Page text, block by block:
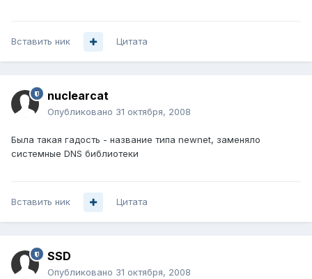
Вставить ник Цитата
nuclearcat
Опубликовано 31 октября, 2008
Была такая гадость - название типа newnet, заменяло
системные DNS библиотеки
Вставить ник Цитата
SSD
Опубликовано 31 октября, 2008